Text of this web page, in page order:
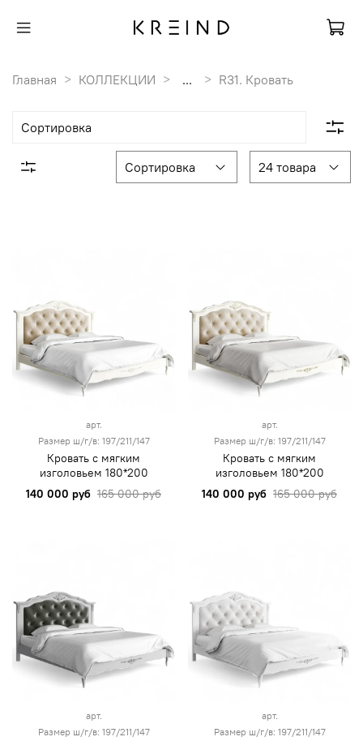
Главная КОЛЛЕКЦИИ ... R31. Кровать
арт.
Размер ш/г/в: 197/211/147
Кровать с мягким
изголовьем 180*200
140 000 руб 165 000 руб
арт.
Размер ш/г/в: 197/211/147
Кровать с мягким
изголовьем 180*200
140 000 руб 165 000 руб
арт.
Размер ш/г/в: 197/211/147
арт.
Размер ш/г/в: 197/211/147